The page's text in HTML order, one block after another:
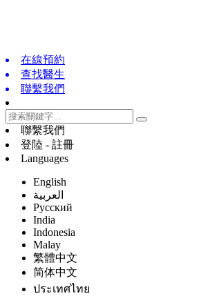
在線預約
查找醫生
聯繫我們
聯繫我們
登陸 - 註冊
Languages
English
العربية
Русский
India
Indonesia
Malay
繁體中文
简体中文
ประเทศไทย